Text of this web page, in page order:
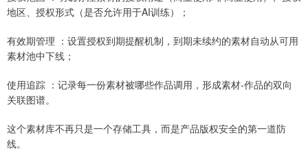
地区、授权形式（是否允许用于AI训练）；
有效期管理 ：设置授权到期提醒机制，到期未续约的素材自动从可用
素材池中下线；
使用追踪 ：记录每一份素材被哪些作品调用，形成素材-作品的双向
关联图谱。
这个素材库不再只是一个存储工具，而是产品版权安全的第一道防
线。